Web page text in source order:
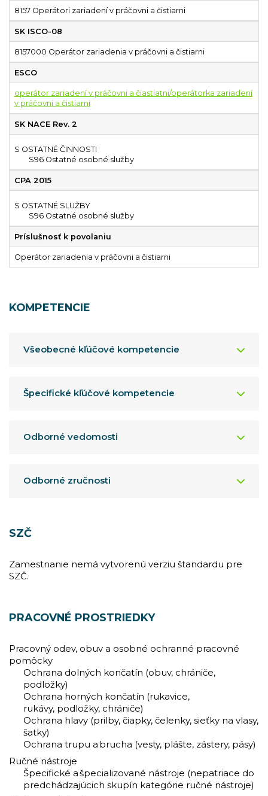
8157 Operátori zariadení v práčovni a čistiarni
SK ISCO-08
8157000 Operátor zariadenia v práčovni a čistiarni
ESCO
operátor zariadení v práčovni a čiastiatni/operátorka zariadení
v práčovni a čistiarni
SK NACE Rev. 2
S OSTATNÉ ČINNOSTI
S96 Ostatné osobné služby
CPA 2015
S OSTATNÉ SLUŽBY
S96 Ostatné osobné služby
Príslušnosť k povolaniu
Operátor zariadenia v práčovni a čistiarni
KOMPETENCIE
Všeobecné kľúčové kompetencie
Špecifické kľúčové kompetencie
Odborné vedomosti
Odborné zručnosti
SZČ
Zamestnanie nemá vytvorenú verziu štandardu pre
SZČ.
PRACOVNÉ PROSTRIEDKY
Pracovný odev, obuv a osobné ochranné pracovné
pomôcky
Ochrana dolných končatín (obuv, chrániče,
podložky)
Ochrana horných končatín (rukavice,
rukávy, podložky, chrániče)
Ochrana hlavy (prilby, čiapky, čelenky, sieťky na vlasy,
šatky)
Ochrana trupu a brucha (vesty, plášte, zástery, pásy)
Ručné nástroje
Špecifické a špecializované nástroje (nepatriace do
predchádzajúcich skupín kategórie ručné nástroje)